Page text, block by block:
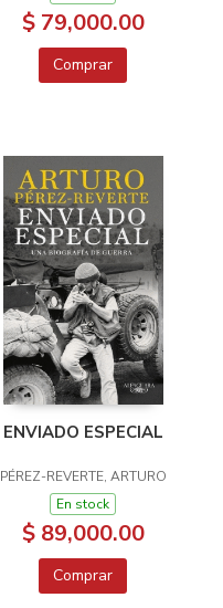
$ 79,000.00
Comprar
ENVIADO ESPECIAL
PÉREZ-REVERTE, ARTURO
En stock
$ 89,000.00
Comprar